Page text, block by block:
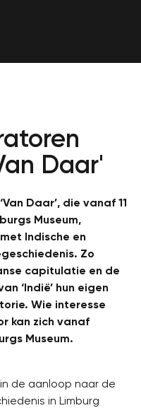
Daar'
Daar’, die vanaf 11
Museum,
Indische en
Zo
capitulatie en de
‘Indië’ hun eigen
Wie interesse
kan zich vanaf
Museum.
de aanloop naar de
in Limburg